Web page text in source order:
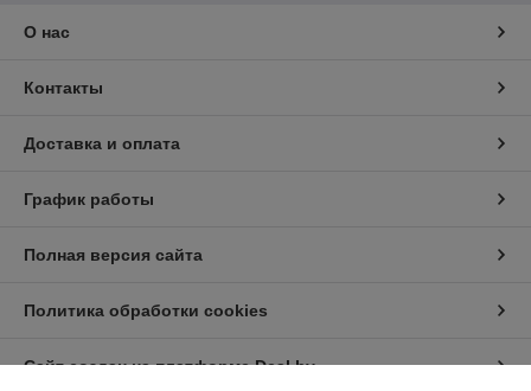
О нас
Контакты
Доставка и оплата
График работы
Полная версия сайта
Политика обработки cookies
Сайт создан на платформе Deal.by